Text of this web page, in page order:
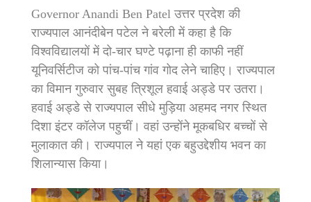
Governor Anandi Ben Patel उत्तर प्रदेश की
राज्यपाल आनंदीबेन पटेल ने बरेली में कहा है कि
विश्वविद्यालयों में दो-चार घण्टे पढ़ाना ही काफी नहीं
यूनिवर्सिटीज को पांच-पांच गांव गोद लेने चाहिए। राज्यपाल
का विमान गुरुवार सुबह त्रिशूल हवाई अड्डे पर उतरा।
हवाई अड्डे से राज्यपाल सीधे मुड़िया अहमद नगर स्थित
दिशा इंटर कॉलेज पहुचीं। वहां उन्होंने मूकबधिर बच्चों से
मुलाकात की। राज्यपाल ने यहां एक बहुउद्देशीय भवन का
शिलान्यास किया।